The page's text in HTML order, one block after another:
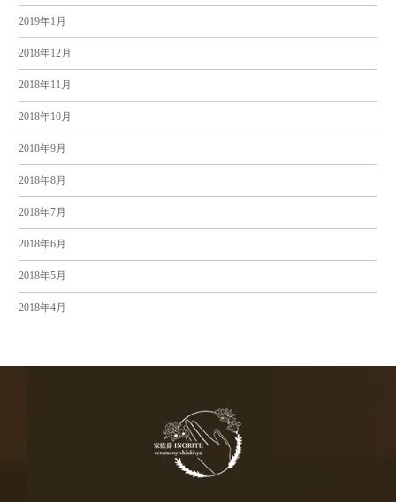
2019年1月
2018年12月
2018年11月
2018年10月
2018年9月
2018年8月
2018年7月
2018年6月
2018年5月
2018年4月